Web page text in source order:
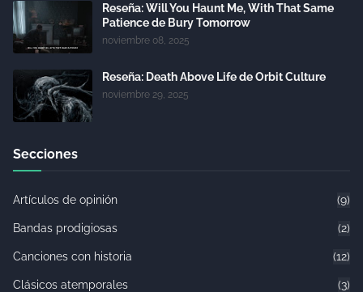
Reseña: Will You Haunt Me, With That Same
Patience de Bury Tomorrow
noviembre 08, 2025
Reseña: Death Above Life de Orbit Culture
noviembre 29, 2025
Secciones
Artículos de opinión (9)
Bandas prodigiosas (2)
Canciones con historia (12)
Clásicos atemporales (3)